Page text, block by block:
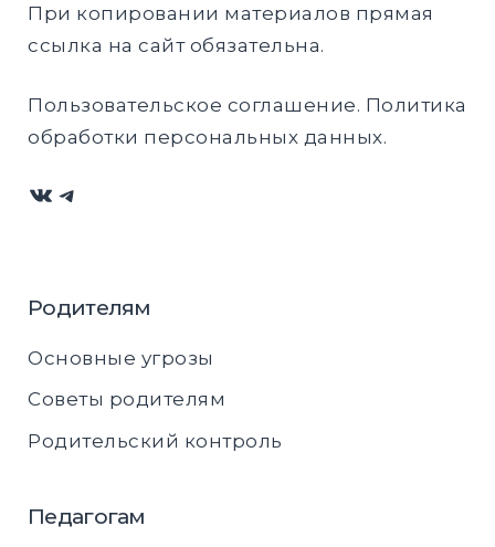
При копировании материалов прямая
ссылка на сайт обязательна.
Пользовательское соглашение. Политика
обработки персональных данных.
ВКонтакте
Telegram
Родителям
Основные угрозы
Советы родителям
Родительский контроль
Педагогам